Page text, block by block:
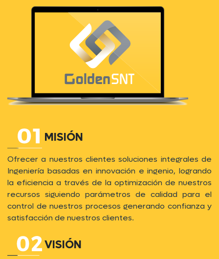
MISIÓN
Ofrecer a nuestros clientes soluciones integrales de
Ingeniería basadas en innovación e ingenio, logrando
la eficiencia a través de la optimización de nuestros
recursos siguiendo parámetros de calidad para el
control de nuestros procesos generando confianza y
satisfacción de nuestros clientes.
VISIÓN